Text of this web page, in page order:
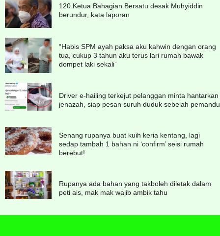
120 Ketua Bahagian Bersatu desak Muhyiddin
berundur, kata laporan
“Habis SPM ayah paksa aku kahwin dengan orang
tua, cukup 3 tahun aku terus lari rumah bawak
dompet laki sekali”
Driver e-hailing terkejut pelanggan minta hantarkan
jenazah, siap pesan suruh duduk sebelah pemandu
Senang rupanya buat kuih keria kentang, lagi
sedap tambah 1 bahan ni ‘confirm’ seisi rumah
berebut!
Rupanya ada bahan yang takboleh diletak dalam
peti ais, mak mak wajib ambik tahu